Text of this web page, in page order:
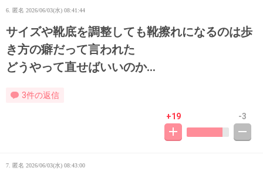
6. 匿名 2026/06/03(水) 08:41:44
サイズや靴底を調整しても靴擦れになるのは歩
き方の癖だって言われた
どうやって直せばいいのか…
3件の返信
+19 -3
7. 匿名 2026/06/03(水) 08:43:00